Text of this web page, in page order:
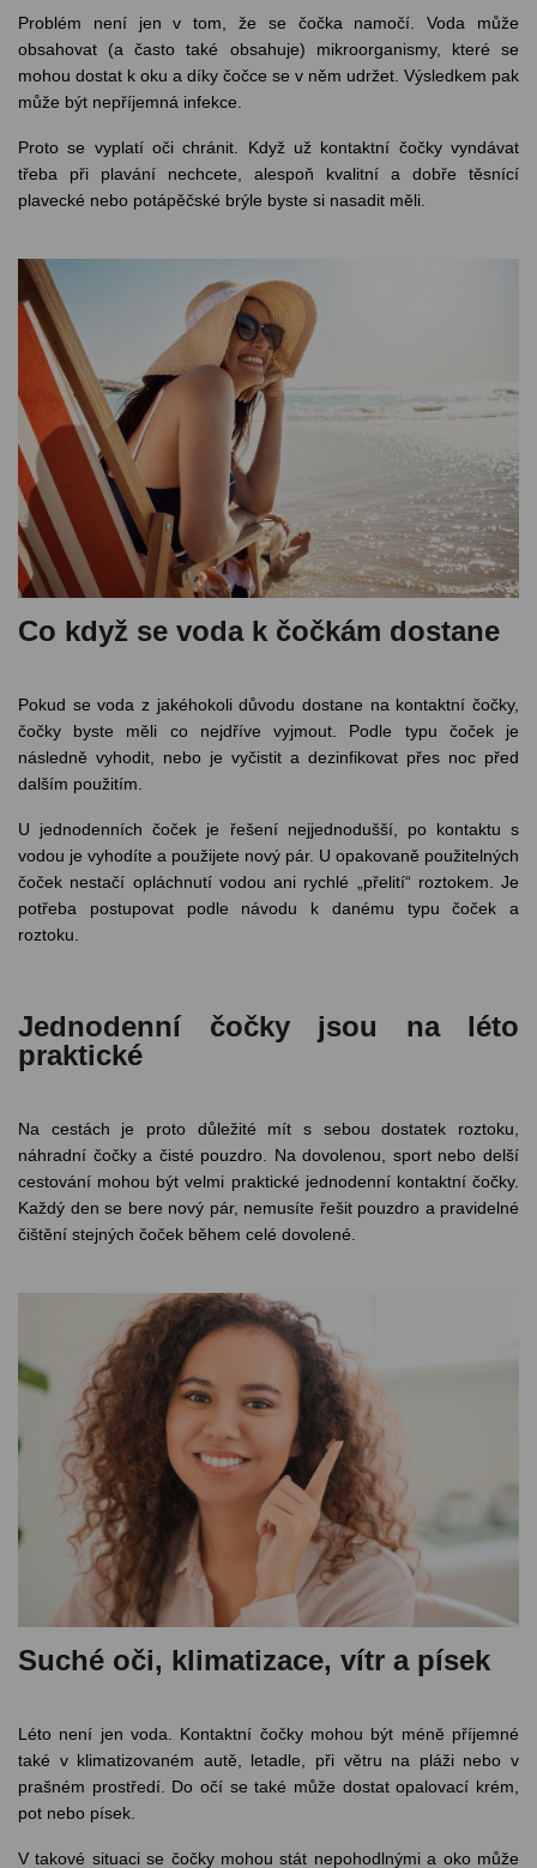
Problém není jen v tom, že se čočka namočí. Voda může
obsahovat (a často také obsahuje) mikroorganismy, které se
mohou dostat k oku a díky čočce se v něm udržet. Výsledkem pak
může být nepříjemná infekce.
Proto se vyplatí oči chránit. Když už kontaktní čočky vyndávat
třeba při plavání nechcete, alespoň kvalitní a dobře těsnící
plavecké nebo potápěčské brýle byste si nasadit měli.
Co když se voda k čočkám dostane
Pokud se voda z jakéhokoli důvodu dostane na kontaktní čočky,
čočky byste měli co nejdříve vyjmout. Podle typu čoček je
následně vyhodit, nebo je vyčistit a dezinfikovat přes noc před
dalším použitím.
U jednodenních čoček je řešení nejjednodušší, po kontaktu s
vodou je vyhodíte a použijete nový pár. U opakovaně použitelných
čoček nestačí opláchnutí vodou ani rychlé „přelití“ roztokem. Je
potřeba postupovat podle návodu k danému typu čoček a
roztoku.
Jednodenní čočky jsou na léto
praktické
Na cestách je proto důležité mít s sebou dostatek roztoku,
náhradní čočky a čisté pouzdro. Na dovolenou, sport nebo delší
cestování mohou být velmi praktické jednodenní kontaktní čočky.
Každý den se bere nový pár, nemusíte řešit pouzdro a pravidelné
čištění stejných čoček během celé dovolené.
Suché oči, klimatizace, vítr a písek
Léto není jen voda. Kontaktní čočky mohou být méně příjemné
také v klimatizovaném autě, letadle, při větru na pláži nebo v
prašném prostředí. Do očí se také může dostat opalovací krém,
pot nebo písek.
V takové situaci se čočky mohou stát nepohodlnými a oko může